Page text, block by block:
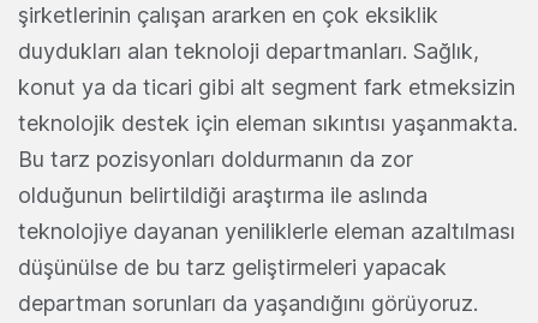
şirketlerinin çalışan ararken en çok eksiklik
duydukları alan teknoloji departmanları. Sağlık,
konut ya da ticari gibi alt segment fark etmeksizin
teknolojik destek için eleman sıkıntısı yaşanmakta.
Bu tarz pozisyonları doldurmanın da zor
olduğunun belirtildiği araştırma ile aslında
teknolojiye dayanan yeniliklerle eleman azaltılması
düşünülse de bu tarz geliştirmeleri yapacak
departman sorunları da yaşandığını görüyoruz.